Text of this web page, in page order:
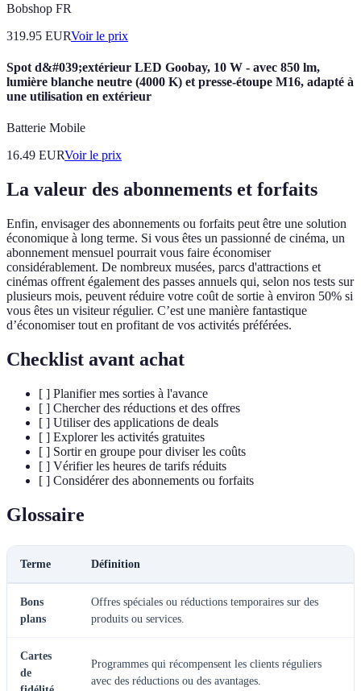
Bobshop FR
319.95 EURVoir le prix
Spot d&#039;extérieur LED Goobay, 10 W - avec 850 lm,
lumière blanche neutre (4000 K) et presse-étoupe M16, adapté à
une utilisation en extérieur
Batterie Mobile
16.49 EURVoir le prix
La valeur des abonnements et forfaits
Enfin, envisager des abonnements ou forfaits peut être une solution
économique à long terme. Si vous êtes un passionné de cinéma, un
abonnement mensuel pourrait vous faire économiser
considérablement. De nombreux musées, parcs d'attractions et
cinémas offrent également des passes annuels qui, selon nos tests sur
plusieurs mois, peuvent réduire votre coût de sortie à environ 50% si
vous êtes un visiteur régulier. C’est une manière fantastique
d’économiser tout en profitant de vos activités préférées.
Checklist avant achat
[ ] Planifier mes sorties à l'avance
[ ] Chercher des réductions et des offres
[ ] Utiliser des applications de deals
[ ] Explorer les activités gratuites
[ ] Sortir en groupe pour diviser les coûts
[ ] Vérifier les heures de tarifs réduits
[ ] Considérer des abonnements ou forfaits
Glossaire
Terme Définition
Bons
plans
Offres spéciales ou réductions temporaires sur des
produits ou services.
Cartes
de
Programmes qui récompensent les clients réguliers
avec des réductions ou des avantages.